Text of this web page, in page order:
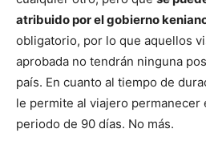
atribuido por el gobierno
obligatorio, por lo que aquellos
aprobada no tendrán ninguna
país. En cuanto al tiempo de
le permite al viajero permanecer
periodo de 90 días. No más.